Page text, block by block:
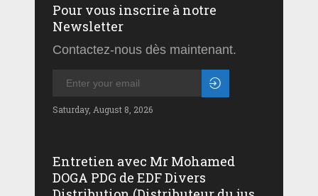
Pour vous inscrire à notre
Newsletter
Contactez-nous dès maintenant.
Saturday, August 8, 2026
Entretien avec Mr Mohamed
DOGA PDG de EDF Divers